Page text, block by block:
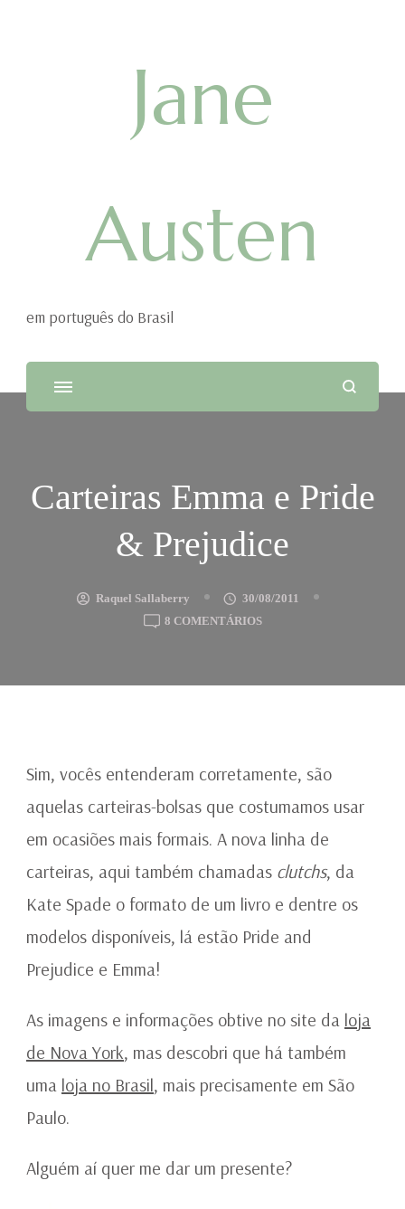
Jane
Austen
em português do Brasil
Carteiras Emma e Pride
& Prejudice
Raquel Sallaberry
30/08/2011
8 COMENTÁRIOSEM
E
Sim, vocês entenderam corretamente, são
aquelas carteiras-bolsas que costumamos usar
em ocasiões mais formais. A nova linha de
carteiras, aqui também chamadas clutchs, da
Kate Spade o formato de um livro e dentre os
modelos disponíveis, lá estão Pride and
Prejudice e Emma!
As imagens e informações obtive no site da loja
de Nova York, mas descobri que há também
uma loja no Brasil, mais precisamente em São
Paulo.
Alguém aí quer me dar um presente?